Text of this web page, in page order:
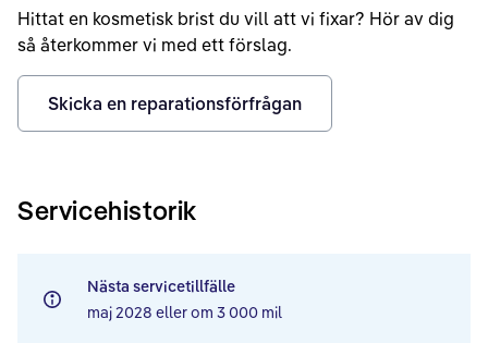
Hittat en kosmetisk brist du vill att vi fixar? Hör av dig
så återkommer vi med ett förslag.
Skicka en reparationsförfrågan
Servicehistorik
Nästa servicetillfälle
maj 2028 eller om 3 000 mil